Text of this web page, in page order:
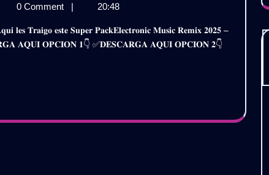
0 Comment | 20:48
𝐀𝐐𝐔𝐈 𝐎𝐏𝐂𝐈𝐎𝐍 𝟏👇 ✅𝐃𝐄𝐒𝐂𝐀𝐑𝐆𝐀 𝐀𝐐𝐔𝐈 𝐎𝐏𝐂𝐈𝐎𝐍 𝟐👇